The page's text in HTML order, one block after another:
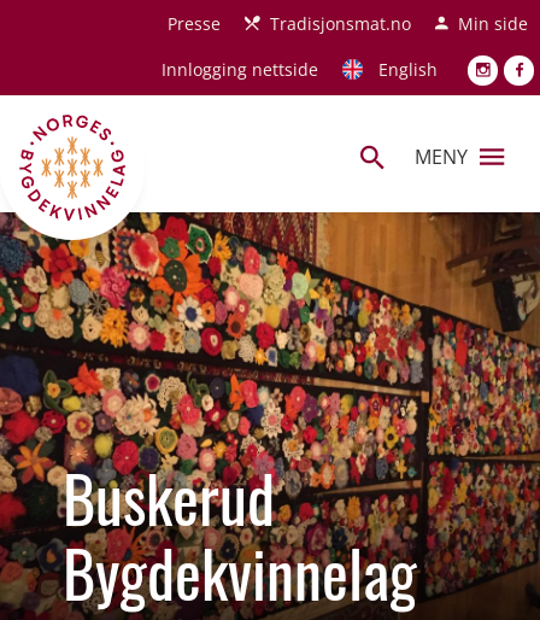
Hopp til hovedinnholdPresse Tradisjonsmat.no
Min side
Innlogging nettside
English
MENY
Buskerud
Bygdekvinnelag